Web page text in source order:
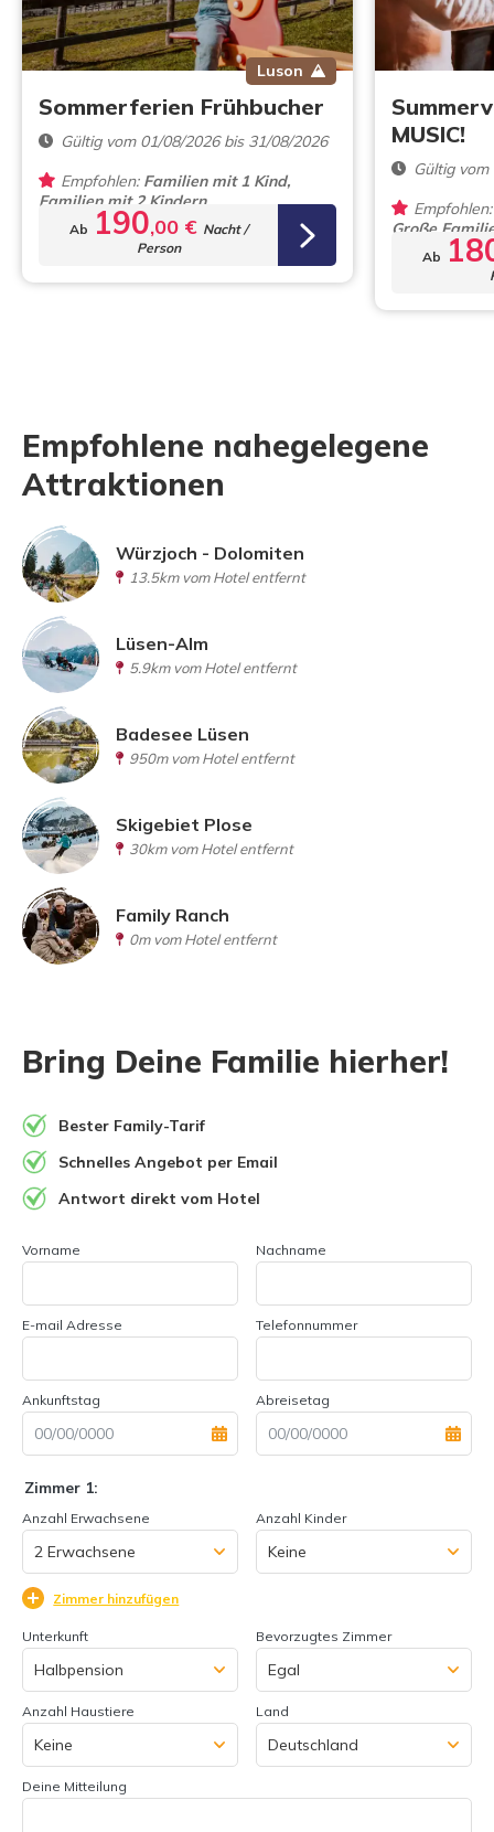
Luson
Sommerferien Frühbucher
Gültig vom 01/08/2026 bis 31/08/2026
Empfohlen:Familien mit 1 Kind,
Familien mit 2 Kindern
Ab 190,00 € Nacht /
Person
MUSIC!
Gültig
Empfohlen:
Große
Ab
Empfohlene nahegelegene
Attraktionen
Würzjoch - Dolomiten
13.5km vom Hotel entfernt
Lüsen-Alm
5.9km vom Hotel entfernt
Badesee Lüsen
950m vom Hotel entfernt
Skigebiet Plose
30km vom Hotel entfernt
Family Ranch
0m vom Hotel entfernt
Bring Deine Familie hierher!
Bester Family-Tarif
Schnelles Angebot per Email
Antwort direkt vom Hotel
Vorname Nachname
E-mail Adresse Telefonnummer
Ankunftstag Abreisetag
Zimmer 1:
Anzahl Erwachsene Anzahl Kinder
Zimmer hinzufügen
Unterkunft Bevorzugtes Zimmer
Anzahl Haustiere Land
Deine Mitteilung